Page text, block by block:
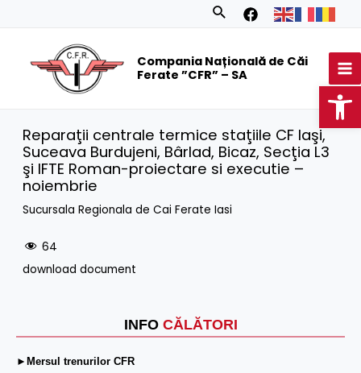
Search
Compania Națională de Căi
Ferate ”CFR” – SA
INFO CĂLĂTORI
►Mersul trenurilor CFR
Reparaţii centrale termice staţiile CF Iaşi,
Suceava Burdujeni, Bârlad, Bicaz, Secţia L3
şi IFTE Roman-proiectare si executie –
noiembrie
Sucursala Regionala de Cai Ferate Iasi
64
download document